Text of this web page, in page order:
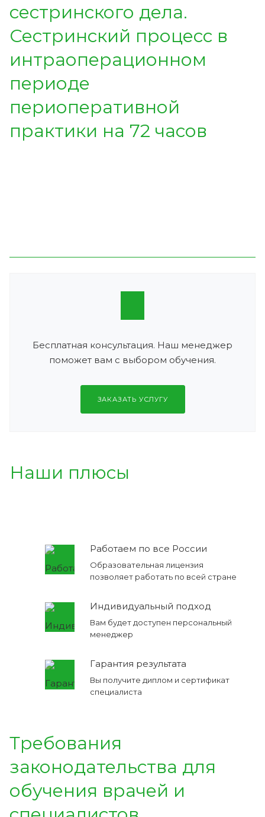
сестринского дела.
Сестринский процесс в
интраоперационном
периоде
периоперативной
практики на 72 часов
Бесплатная консультация. Наш менеджер
поможет вам с выбором обучения.
ЗАКАЗАТЬ УСЛУГУ
Наши плюсы
Работаем по все России
Образовательная лицензия
позволяет работать по всей стране
Индивидуальный подход
Вам будет доступен персональный
менеджер
Гарантия результата
Вы получите диплом и сертификат
специалиста
Требования
законодательства для
обучения врачей и